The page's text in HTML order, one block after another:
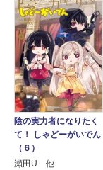
陰の実力者になりたく
て！ しゃどーがいでん
（６）
瀬田U 他